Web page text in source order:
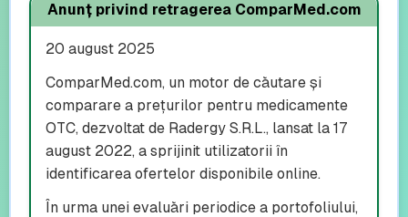
Anunț privind retragerea ComparMed.com
20 august 2025
ComparMed.com, un motor de căutare și
comparare a prețurilor pentru medicamente
OTC, dezvoltat de Radergy S.R.L., lansat la 17
august 2022, a sprijinit utilizatorii în
identificarea ofertelor disponibile online.
În urma unei evaluări periodice a portofoliului,